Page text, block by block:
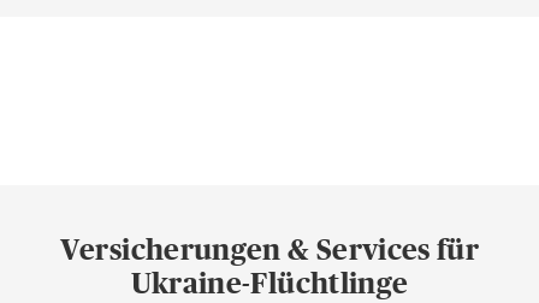
Versicherungen & Services für
Ukraine-Flüchtlinge